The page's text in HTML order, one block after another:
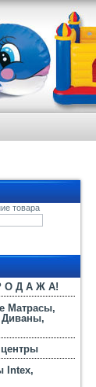
товара
О Д А Ж А!
Матрасы,
Диваны,
Intex,